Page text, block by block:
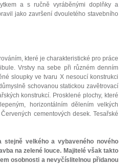
a s ručně vyráběnými doplňky a
jako završení dvouletého stavebního
které je charakteristické pro práce
Vrstvy na sebe při různém denním
sloupky ve tvaru X nesoucí konstrukci
schovanou statickou zavětrovací
konstrukcí. Prosklené plochy, které
horizontálním dělením velkých
cementových desek. Tesařské
velkého a vybaveného nového
na zelené louce. Majitelé však takto
osobnosti a nevyčíslitelnou přidanou